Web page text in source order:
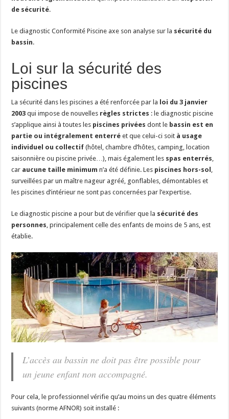
de sécurité.
Le diagnostic Conformité Piscine axe son analyse sur la sécurité du
bassin.
Loi sur la sécurité des
piscines
La sécurité dans les piscines a été renforcée par la loi du 3 janvier
2003 qui impose de nouvelles règles strictes : le diagnostic piscine
s’applique ainsi à toutes les piscines privées dont le bassin est en
partie ou intégralement enterré et que celui-ci soit à usage
individuel ou collectif (hôtel, chambre d’hôtes, camping, location
saisonnière ou piscine privée…), mais également les spas enterrés,
car aucune taille minimum n’a été définie. Les piscines hors-sol ,
surveillées par un maître nageur agréé, gonflables, démontables et
les piscines d’intérieur ne sont pas concernées par l’expertise.
Le diagnostic piscine a pour but de vérifier que la sécurité des
personnes, principalement celle des enfants de moins de 5 ans, est
établie.
L’accès au bassin ne doit pas être possible pour
un jeune enfant non accompagné.
Pour cela, le professionnel vérifie qu’au moins un des quatre éléments
suivants (norme AFNOR) soit installé :